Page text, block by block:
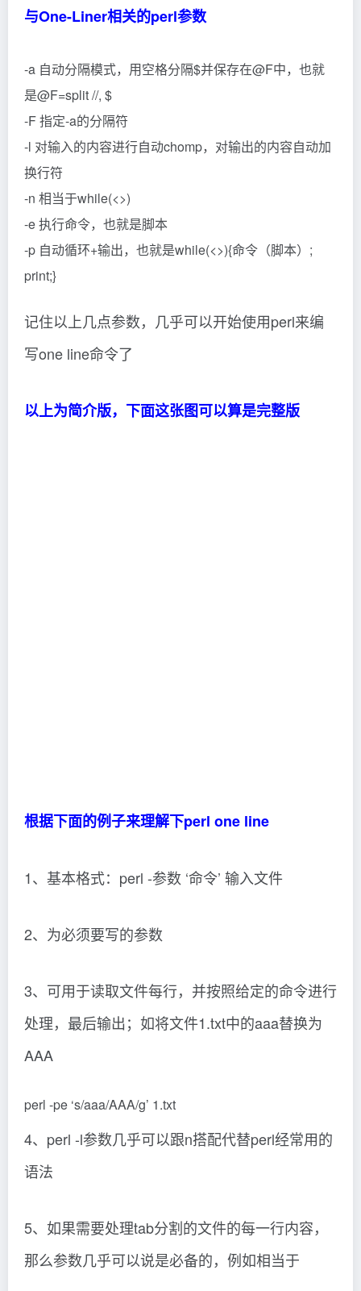
与One-Liner相关的perl参数
-a 自动分隔模式，用空格分隔$并保存在@F中，也就
是@F=split //, $
-F 指定-a的分隔符
-l 对输入的内容进行自动chomp，对输出的内容自动加
换行符
-n 相当于while(<>)
-e 执行命令，也就是脚本
-p 自动循环+输出，也就是while(<>){命令（脚本）;
print;}
记住以上几点参数，几乎可以开始使用perl来编
写one line命令了
以上为简介版，下面这张图可以算是完整版
根据下面的例子来理解下perl one line
1、基本格式：perl -参数 ‘命令’ 输入文件
2、为必须要写的参数
3、可用于读取文件每行，并按照给定的命令进行
处理，最后输出；如将文件1.txt中的aaa替换为
AAA
perl -pe ‘s/aaa/AAA/g’ 1.txt
4、perl -l参数几乎可以跟n搭配代替perl经常用的
语法
5、如果需要处理tab分割的文件的每一行内容，
那么参数几乎可以说是必备的，例如相当于